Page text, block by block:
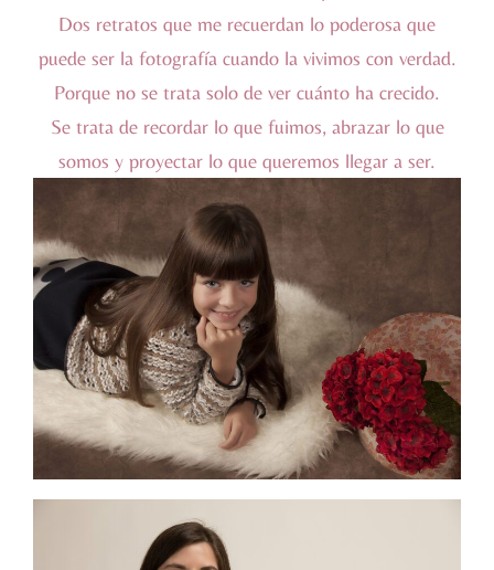
Dos retratos que me recuerdan lo poderosa que
puede ser la fotografía cuando la vivimos con verdad.
Porque no se trata solo de ver cuánto ha crecido.
Se trata de recordar lo que fuimos, abrazar lo que
somos y proyectar lo que queremos llegar a ser.